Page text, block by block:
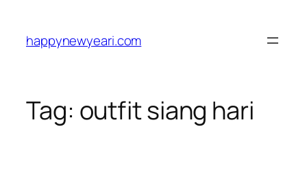
content
happynewyeari.com
Tag: outfit siang hari